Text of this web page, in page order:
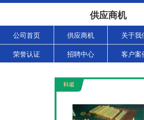
供应商机
公司首页 供应商机 关于我
荣誉认证 招聘中心 客户案